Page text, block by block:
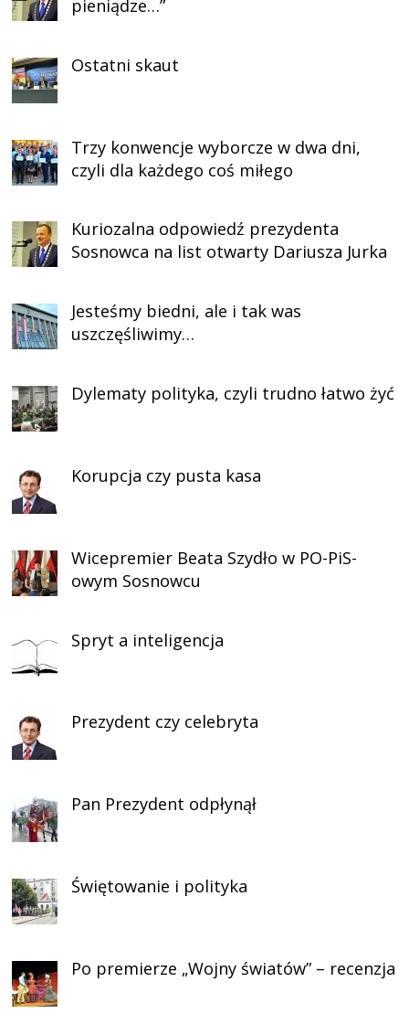
pieniądze…”
Ostatni skaut
Trzy konwencje wyborcze w dwa dni,
czyli dla każdego coś miłego
Kuriozalna odpowiedź prezydenta
Sosnowca na list otwarty Dariusza Jurka
Jesteśmy biedni, ale i tak was
uszczęśliwimy…
Dylematy polityka, czyli trudno łatwo żyć
Korupcja czy pusta kasa
Wicepremier Beata Szydło w PO-PiS-
owym Sosnowcu
Spryt a inteligencja
Prezydent czy celebryta
Pan Prezydent odpłynął
Świętowanie i polityka
Po premierze „Wojny światów” – recenzja